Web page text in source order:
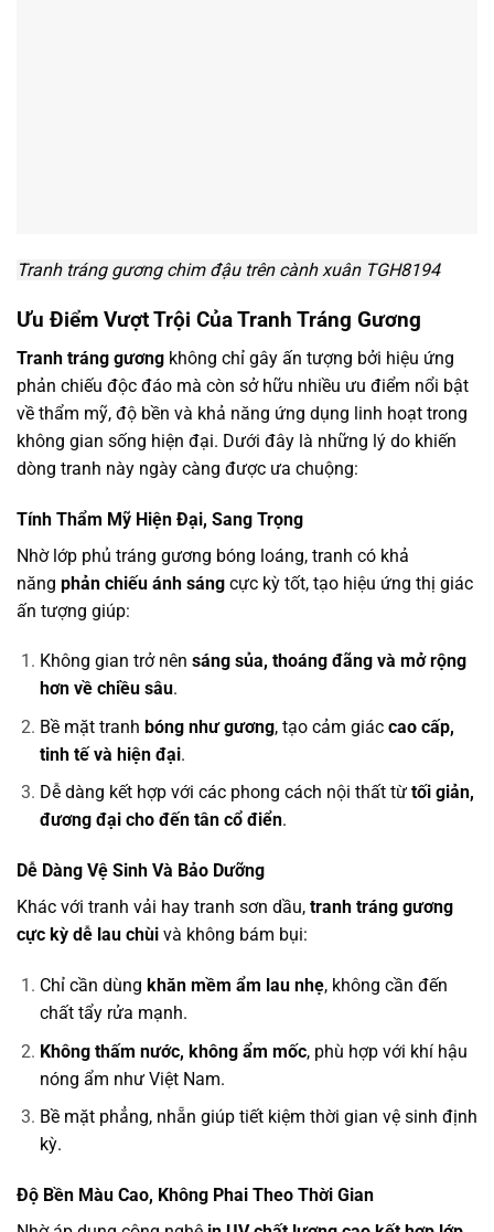
Tranh tráng gương chim đậu trên cành xuân TGH8194
Ưu Điểm Vượt Trội Của Tranh Tráng Gương
Tranh tráng gương không chỉ gây ấn tượng bởi hiệu ứng
phản chiếu độc đáo mà còn sở hữu nhiều ưu điểm nổi bật
về thẩm mỹ, độ bền và khả năng ứng dụng linh hoạt trong
không gian sống hiện đại. Dưới đây là những lý do khiến
dòng tranh này ngày càng được ưa chuộng:
Tính Thẩm Mỹ Hiện Đại, Sang Trọng
Nhờ lớp phủ tráng gương bóng loáng, tranh có khả
năng phản chiếu ánh sáng cực kỳ tốt, tạo hiệu ứng thị giác
ấn tượng giúp:
Không gian trở nên sáng sủa, thoáng đãng và mở rộng
hơn về chiều sâu.
Bề mặt tranh bóng như gương, tạo cảm giác cao cấp,
tinh tế và hiện đại.
Dễ dàng kết hợp với các phong cách nội thất từ tối giản,
đương đại cho đến tân cổ điển.
Dễ Dàng Vệ Sinh Và Bảo Dưỡng
Khác với tranh vải hay tranh sơn dầu, tranh tráng gương
cực kỳ dễ lau chùi và không bám bụi:
Chỉ cần dùng khăn mềm ẩm lau nhẹ, không cần đến
chất tẩy rửa mạnh.
Không thấm nước, không ẩm mốc, phù hợp với khí hậu
nóng ẩm như Việt Nam.
Bề mặt phẳng, nhẵn giúp tiết kiệm thời gian vệ sinh định
kỳ.
Độ Bền Màu Cao, Không Phai Theo Thời Gian